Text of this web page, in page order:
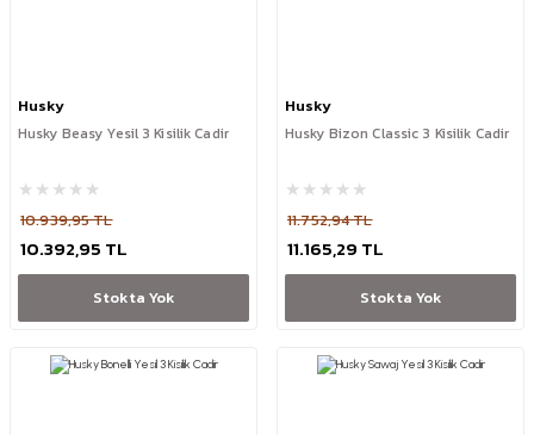
Husky
Husky Beasy Yesil 3 Kisilik Cadir
10.939,95 TL
10.392,95 TL
Stokta Yok
Husky
Husky Bizon Classic 3 Kisilik Cadir
11.752,94 TL
11.165,29 TL
Stokta Yok